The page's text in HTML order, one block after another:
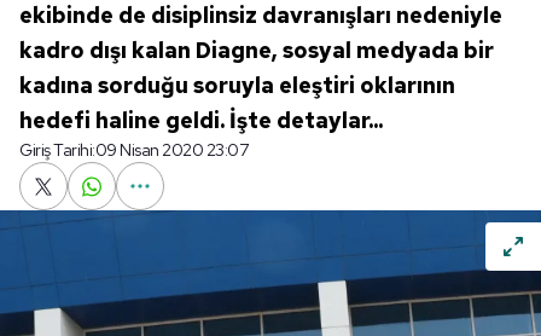
ekibinde de disiplinsiz davranışları nedeniyle
kadro dışı kalan Diagne, sosyal medyada bir
kadına sorduğu soruyla eleştiri oklarının
hedefi haline geldi. İşte detaylar...
Giriş Tarihi:09 Nisan 2020 23:07